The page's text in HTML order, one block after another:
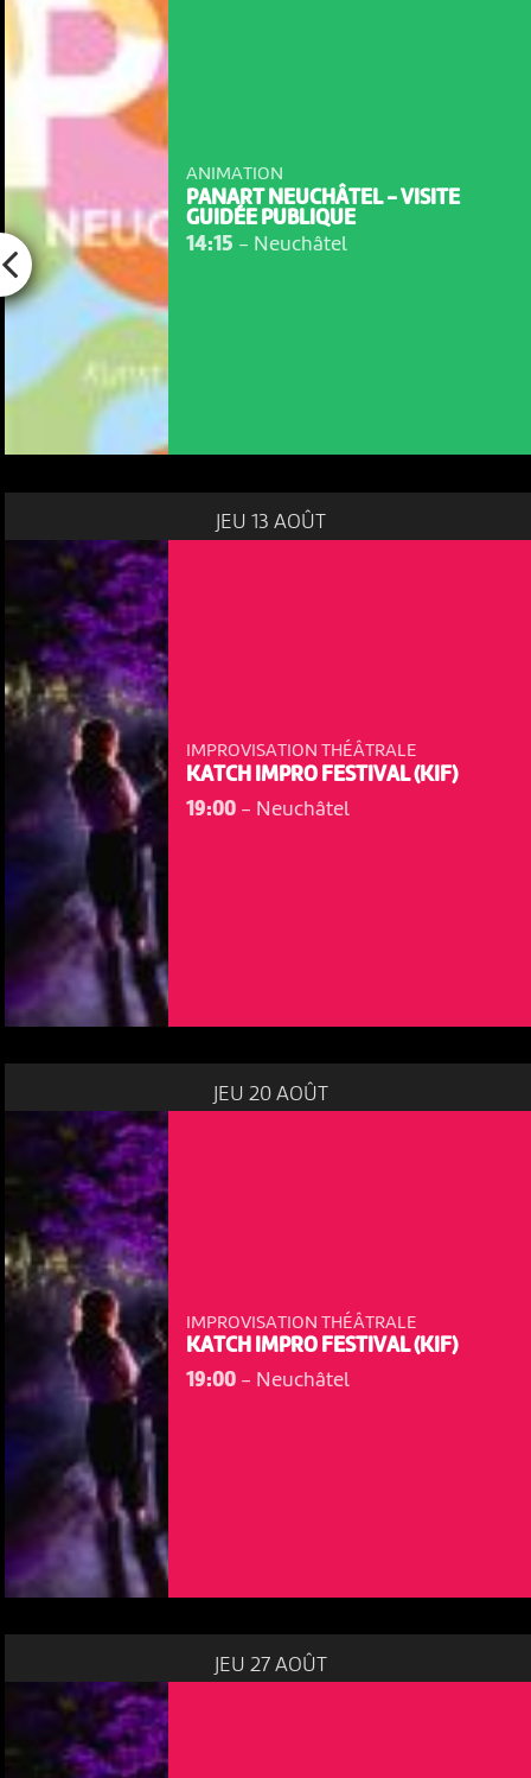
ANIMATION
PANART NEUCHÂTEL - VISITE
GUIDÉE PUBLIQUE
14:15 - Neuchâtel
JEU 13 AOÛT
IMPROVISATION THÉÂTRALE
KATCH IMPRO FESTIVAL (KIF)
19:00- Neuchâtel
JEU 20 AOÛT
IMPROVISATION THÉÂTRALE
KATCH IMPRO FESTIVAL (KIF)
19:00- Neuchâtel
JEU 27 AOÛT